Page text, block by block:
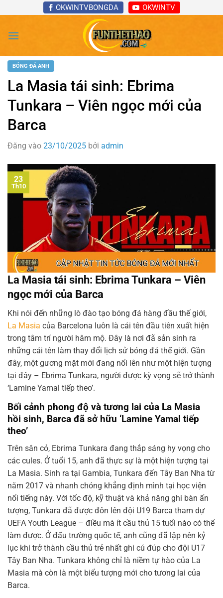
nội
OKWINTVBONGDA OKWINTV
BÓNG ĐÁ ANH
La Masia tái sinh: Ebrima
Tunkara – Viên ngọc mới của
Barca
Đăng vào 23/10/2025 bởi admin
23
Th10
La Masia tái sinh: Ebrima Tunkara – Viên
ngọc mới của Barca
Khi nói đến những lò đào tạo bóng đá hàng đầu thế giới,
La Masia của Barcelona luôn là cái tên đầu tiên xuất hiện
trong tâm trí người hâm mộ. Đây là nơi đã sản sinh ra
những cái tên làm thay đổi lịch sử bóng đá thế giới. Gần
đây, một gương mặt mới đang nổi lên như một hiện tượng
tại đây – Ebrima Tunkara, người được kỳ vọng sẽ trở thành
‘Lamine Yamal tiếp theo’.
Bối cảnh phong độ và tương lai của La Masia
hồi sinh, Barca đã sở hữu ‘Lamine Yamal tiếp
theo’
Trên sân cỏ, Ebrima Tunkara đang thắp sáng hy vọng cho
các cules. Ở tuổi 15, anh đã thực sự là một hiện tượng tại
La Masia. Sinh ra tại Gambia, Tunkara đến Tây Ban Nha từ
năm 2017 và nhanh chóng khẳng định mình tại học viện
nổi tiếng này. Với tốc độ, kỹ thuật và khả năng ghi bàn ấn
tượng, Tunkara đã được đôn lên đội U19 Barca tham dự
UEFA Youth League – điều mà ít cầu thủ 15 tuổi nào có thể
làm được. Ở đấu trường quốc tế, anh cũng đã lập nên kỷ
lục khi trở thành cầu thủ trẻ nhất ghi cú đúp cho đội U17
Tây Ban Nha. Tunkara không chỉ là niềm tự hào của La
Masia mà còn là một biểu tượng mới cho tương lai của
Barca.